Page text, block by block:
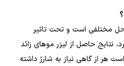
مختلفی است و تحت تاثیر
نتایج حاصل از لیزر موهای زائد
هر از گاهی نیاز به شارژ داشته